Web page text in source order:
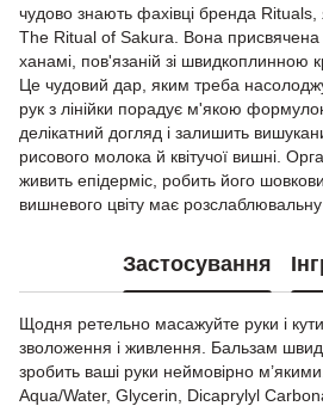
чудово знають фахівці бренда Rituals,
The Ritual of Sakura. Вона присвячена
ханамі, пов'язаній зі швидкоплинною
Це чудовий дар, яким треба
рук з лінійки порадує м'якою
делікатний догляд і залишить
рисового молока й квітучої вишні.
живить епідерміс, робить його
вишневого цвіту має розслаблювальну
Застосування
Щодня ретельно масажуйте руки і
зволоження і живлення. Бальзам
зробить ваші руки неймовірно м’якими.
Aqua/Water, Glycerin, Dicaprylyl